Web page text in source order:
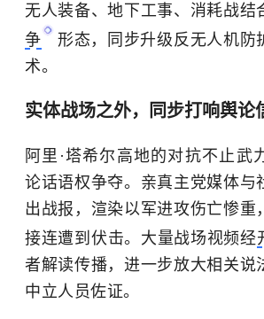
无人装备、地下工事、消耗战结
争
形态，同步升级反无人机防
术。
实体战场之外，同步打响舆论
阿里·塔希尔高地的对抗不止武
论话语权争夺。亲真主党媒体与
出战报，渲染以军进攻伤亡惨重
接连遭到伏击。大量战场视频经
者解读传播，进一步放大相关说
中立人员佐证。